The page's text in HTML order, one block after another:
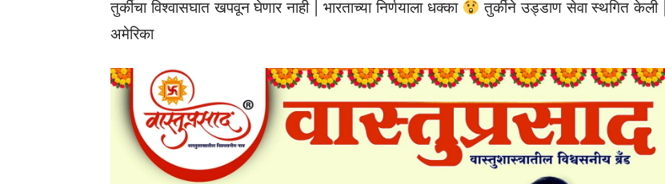
तुर्कीचा विश्वासघात खपवून घेणार नाही | भारताच्या निर्णयाला धक्का
तुर्कीने उड्डाण सेवा स्थगित केली |
अमेरिका